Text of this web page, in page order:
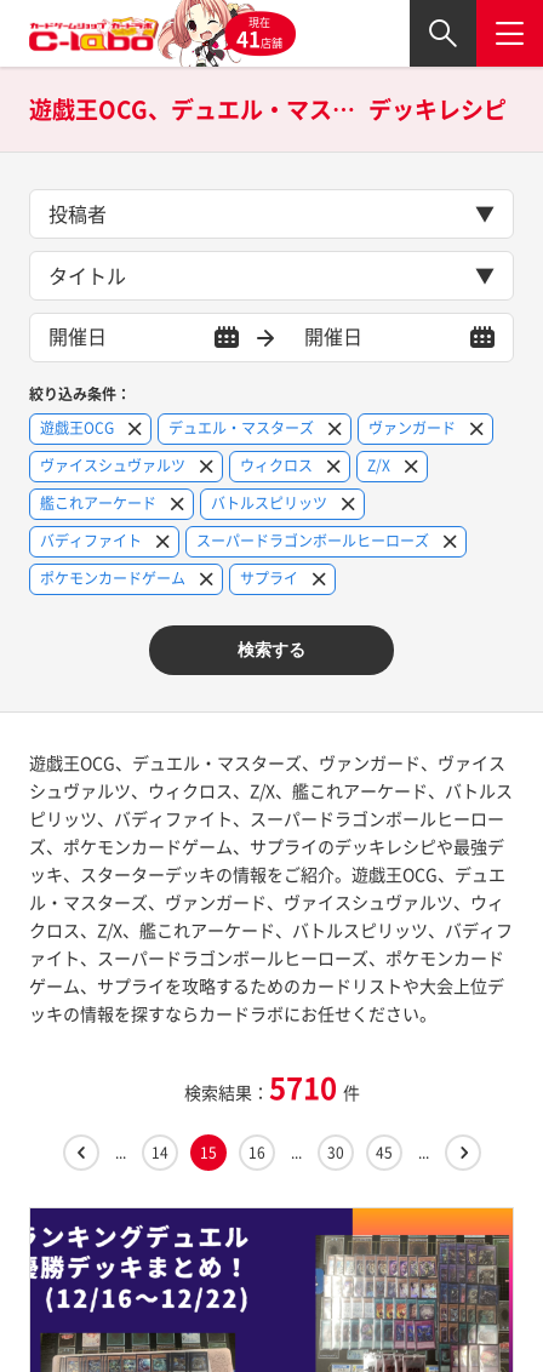
現在
41店舗
遊戯王OCG、デュエル・マスターズ、ヴァンガード、ヴァイスシュヴァルツ、ウィクロス、Z/X、艦これアーケード、バトルスピリッツ、バディファイト、スーパードラゴンボールヒーローズ、ポケモンカードゲーム、サプライの デッキレシピ
投稿者
タイトル
絞り込み条件：
遊戯王OCG
デュエル・マスターズ
ヴァンガード
ヴァイスシュヴァルツ
ウィクロス
Z/X
艦これアーケード
バトルスピリッツ
バディファイト
スーパードラゴンボールヒーローズ
ポケモンカードゲーム
サプライ
検索する
遊戯王OCG、デュエル・マスターズ、ヴァンガード、ヴァイス
シュヴァルツ、ウィクロス、Z/X、艦これアーケード、バトルス
ピリッツ、バディファイト、スーパードラゴンボールヒーロー
ズ、ポケモンカードゲーム、サプライのデッキレシピや最強デ
ッキ、スターターデッキの情報をご紹介。遊戯王OCG、デュエ
ル・マスターズ、ヴァンガード、ヴァイスシュヴァルツ、ウィ
クロス、Z/X、艦これアーケード、バトルスピリッツ、バディフ
ァイト、スーパードラゴンボールヒーローズ、ポケモンカード
ゲーム、サプライを攻略するためのカードリストや大会上位デ
ッキの情報を探すならカードラボにお任せください。
検索結果： 5710 件
... 14 15 16 ... 30 45 ...